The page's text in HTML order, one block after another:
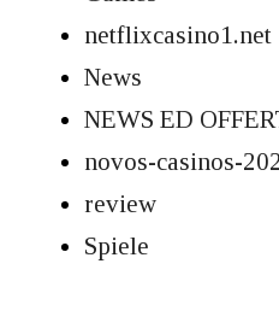
netflixcasino1.net
News
NEWS ED
novos-casinos-
review
Spiele